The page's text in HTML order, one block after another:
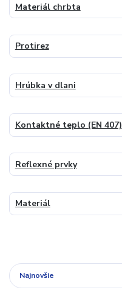
Materiál chrbta
Protirez
Hrúbka v dlani
Kontaktné teplo (EN 407)
Reflexné prvky
Materiál
Najnovšie